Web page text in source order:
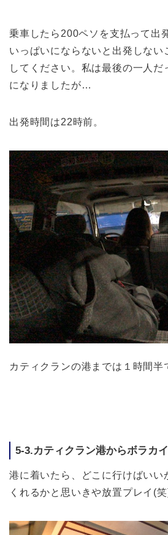
乗車したら200ペソを支払って出
いっぱいにならないと出発しない
してください。私は最後の一人だ
になりましたが…
出発時間は22時前。
カティクランの港までは１時間
5-3.カティクラン港からボラカ
港に着いたら、どこに行けばいい
くれるかと思いきや放置プレイ(